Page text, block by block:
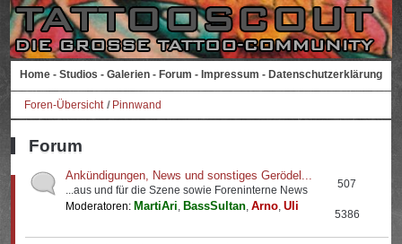
Home - Studios - Galerien - Forum - Impressum - Datenschutzerklärung
Foren-Übersicht Pinnwand
Forum
Ankündigungen, News und sonstiges Gerödel...
...aus und für die Szene sowie Foreninterne News
Moderatoren: MartiAri, BassSultan,Arno,Uli
507
5386